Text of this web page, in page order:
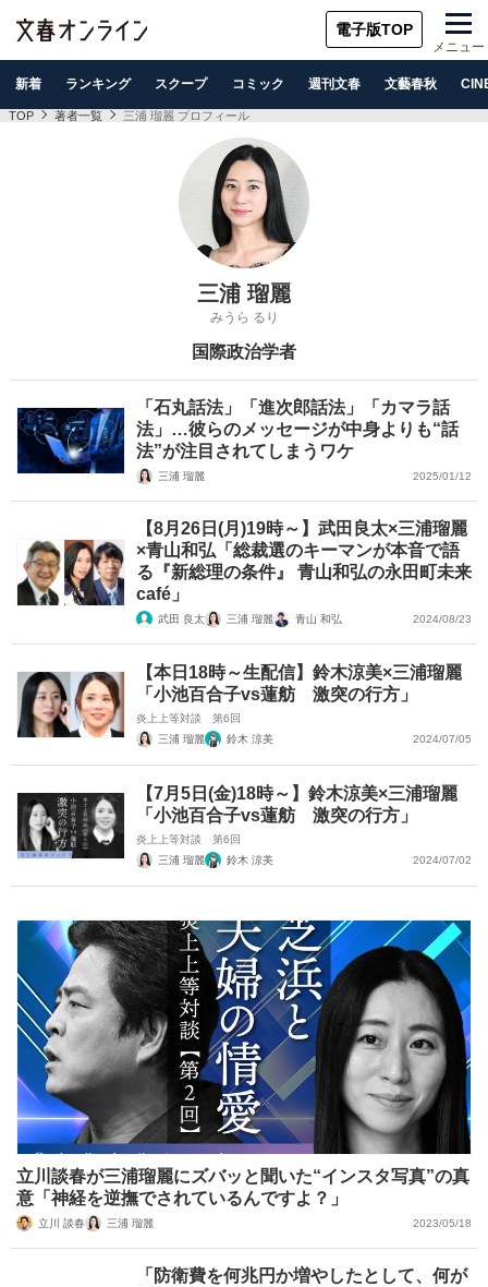
電子版TOP
メニュー
新着 ランキング スクープ コミック 週刊文春 文藝春秋
TOP 著者一覧 三浦 瑠麗 プロフィール
三浦 瑠麗
みうら るり
国際政治学者
「石丸話法」「進次郎話法」「カマラ話
法」…彼らのメッセージが中身よりも“話
法”が注目されてしまうワケ
三浦 瑠麗 2025/01/12
【8月26日(月)19時～】武田良太×三浦瑠麗
×青山和弘「総裁選のキーマンが本音で語
る『新総理の条件』 青山和弘の永田町未来
café」
武田 良太 三浦 瑠麗 青山 和弘 2024/08/23
【本日18時～生配信】鈴木涼美×三浦瑠麗
「小池百合子vs蓮舫 激突の行方」
炎上上等対談 第6回
三浦 瑠麗
鈴木 涼美 2024/07/05
【7月5日(金)18時～】鈴木涼美×三浦瑠麗
「小池百合子vs蓮舫 激突の行方」
炎上上等対談 第6回
三浦 瑠麗
鈴木 涼美 2024/07/02
立川談春が三浦瑠麗にズバッと聞いた“インスタ写真”の真
意「神経を逆撫でされているんですよ？」
立川 談春 三浦 瑠麗 2023/05/18
「防衛費を何兆円か増やしたとして、何が